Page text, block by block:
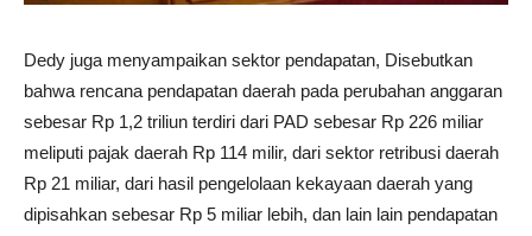
Dedy juga menyampaikan sektor pendapatan, Disebutkan
bahwa rencana pendapatan daerah pada perubahan anggaran
sebesar Rp 1,2 triliun terdiri dari PAD sebesar Rp 226 miliar
meliputi pajak daerah Rp 114 milir, dari sektor retribusi daerah
Rp 21 miliar, dari hasil pengelolaan kekayaan daerah yang
dipisahkan sebesar Rp 5 miliar lebih, dan lain lain pendapatan